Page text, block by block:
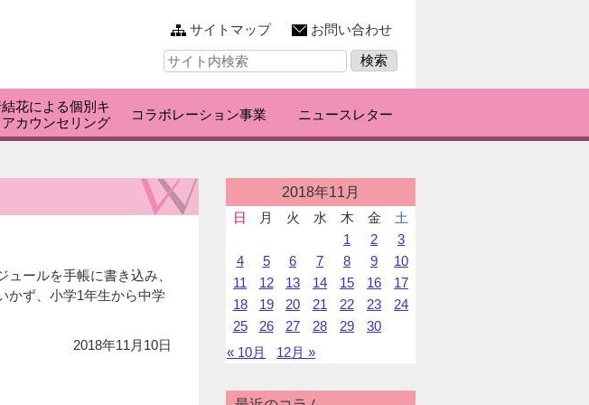
サイトマップ
お問い合わせ
サ
イ
検
索:
花による個別キ
アカウンセリング
コラボレーション事業 ニュースレター
ールを手帳に書き込み、
かず、小学1年生から中学
2018年11月10日
稿
カ
ン
ダ
2018年11月
日
月 火 水 木 金
土
1
2
3
4
5 6 7 8 9
10
11
12 13 14 15 16
17
18
19 20 21 22 23
24
25
26 27 28 29
30
« 10月
12月 »